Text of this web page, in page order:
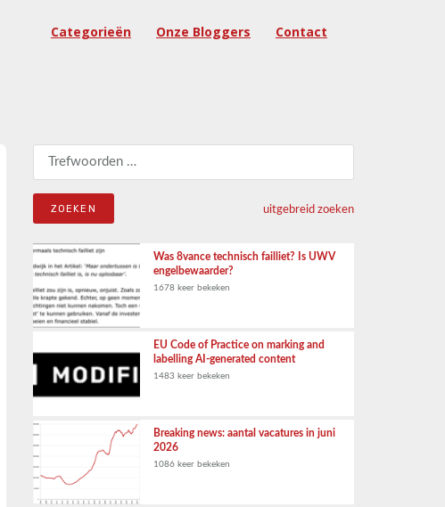
Categorieën Onze Bloggers Contact
Zoeken naar:
uitgebreid zoeken
Was 8vance technisch failliet? Is UWV
engelbewaarder?
1678 keer bekeken
EU Code of Practice on marking and
labelling AI-generated content
1483 keer bekeken
Breaking news: aantal vacatures in juni
2026
1086 keer bekeken